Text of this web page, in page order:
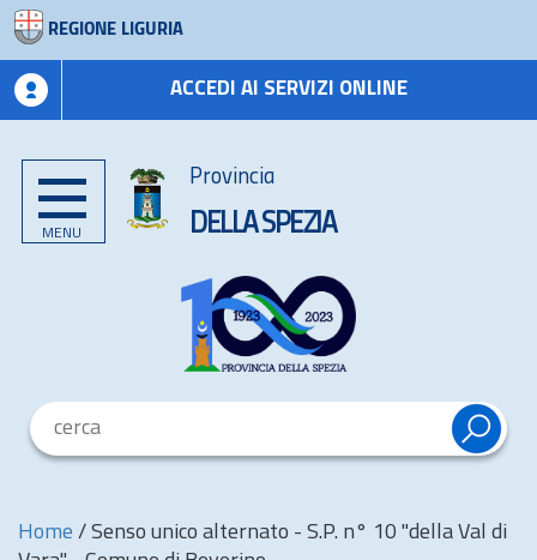
REGIONE LIGURIA
ACCEDI AI SERVIZI ONLINE
MENU
Provincia
DELLA SPEZIA
Home / Senso unico alternato - S.P. n° 10 "della Val di